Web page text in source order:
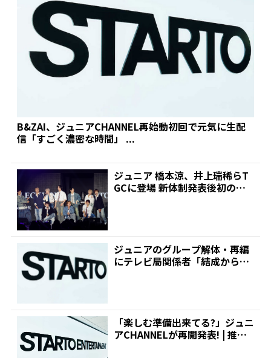
B&ZAI、ジュニアCHANNEL再始動初回で元気に生配
信「すごく濃密な時間」 ...
ジュニア 橋本涼、井上瑞稀らT
GCに登場 新体制発表後初の公
ジュニアのグループ解体・再編
にテレビ局関係者「結成からの
「楽しむ準備出来てる?」ジュニ
アCHANNELが再開発表! | 推し